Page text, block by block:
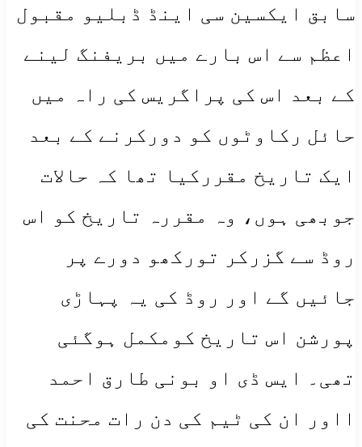
سابق ایکسین سی اینڈ ڈبلیو مقبول
اعظم سے اس بارے میں بریفنگ لینے
کے بعد اس کی پراگریس کی راہ میں
حائل رکاوٹوں کو دورکرنے کے بعد
ایک تاریخ مقررکیا تھا کہ حالات
جوبھی ہوں، وہ مقررہ تاریخ کو اس
روڈ سے گزرکر تورکھو دورے پر
جائیں گے اور روڈ کی یہ پہاڑی
پورشن اس تاریخ کومکمل ہوگئی
تھی۔ ایس ڈی او بونی طارق احمد
ااور ان کی ٹیم کی دن رات محنت کی